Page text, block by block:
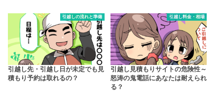
引越しの流れと準備
引越し先・引越し日が未定でも見
積もり予約は取れるの？
引越し料金・相場
引越し見積もりサイトの危険性～
怒涛の鬼電話にあなたは耐えられ
る？